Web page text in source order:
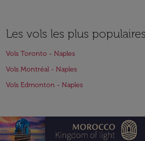
Les vols les plus
Vols Toronto - Naples
Vols Montréal - Naples
Vols Edmonton - Naples